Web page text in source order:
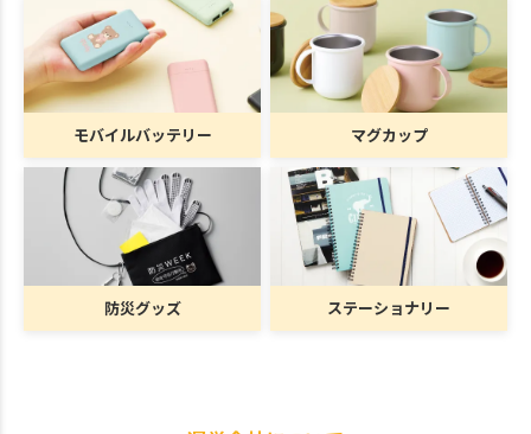
モバイルバッテリー マグカップ
防災グッズ ステーショナリー